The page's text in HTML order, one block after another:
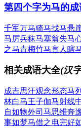
第四个字为马的成
千军万马骑马找马悬
马 厉兵秣马塞翁失马
之马青梅竹马盲人瞎
相关成语大全(汉
成吉思汗观念形态马
林白马王子伽马射线
自如物外司马思维奔
事如梦马借之电完好